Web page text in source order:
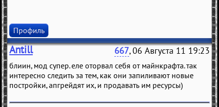
Профиль
Antill 667, 06 Августа 11 19:23
блиин, мод супер. еле оторвал себя от майнкрафта. так
интересно следить за тем, как они запиливают новые
постройки, апгрейдят их, и продавать им ресурсы)